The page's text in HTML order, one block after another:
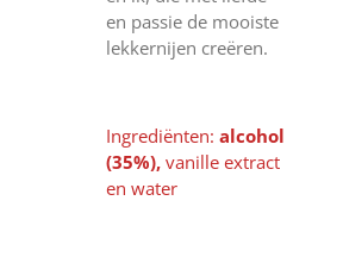
en passie de mooiste
lekkernijen creëren.
Ingrediënten: alcohol
(35%), vanille extract
en water